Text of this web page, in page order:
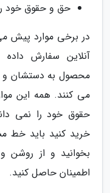
حق و حقوق خود
در برخی موارد پیش
آنلاین سفارش
محصول به دستشان
می کنند. همه این
حقوق خود را نمی
خرید کنید باید خط
بخوانید و از
اطمینان حاصل کنید.